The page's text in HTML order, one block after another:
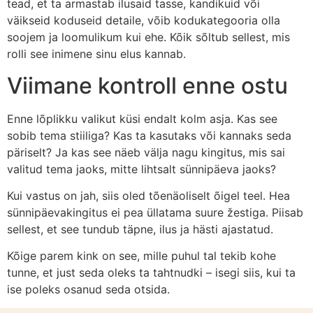
tead, et ta armastab ilusaid tasse, kandikuid või
väikseid koduseid detaile, võib kodukategooria olla
soojem ja loomulikum kui ehe. Kõik sõltub sellest, mis
rolli see inimene sinu elus kannab.
Viimane kontroll enne ostu
Enne lõplikku valikut küsi endalt kolm asja. Kas see
sobib tema stiiliga? Kas ta kasutaks või kannaks seda
päriselt? Ja kas see näeb välja nagu kingitus, mis sai
valitud tema jaoks, mitte lihtsalt sünnipäeva jaoks?
Kui vastus on jah, siis oled tõenäoliselt õigel teel. Hea
sünnipäevakingitus ei pea üllatama suure žestiga. Piisab
sellest, et see tundub täpne, ilus ja hästi ajastatud.
Kõige parem kink on see, mille puhul tal tekib kohe
tunne, et just seda oleks ta tahtnudki – isegi siis, kui ta
ise poleks osanud seda otsida.